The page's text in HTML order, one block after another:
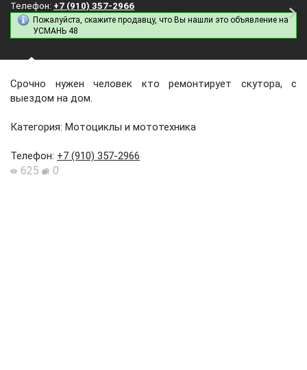
Телефон: +7 (910) 357-2966
Пожалуйста, скажите продавцу, что Вы нашли это объявление на
УСМАНЬ 48
Срочно нужен человек кто ремонтирует скутора, с
выездом на дом.
Категория: Мотоциклы и мототехника
Телефон: +7 (910) 357-2966
625 0